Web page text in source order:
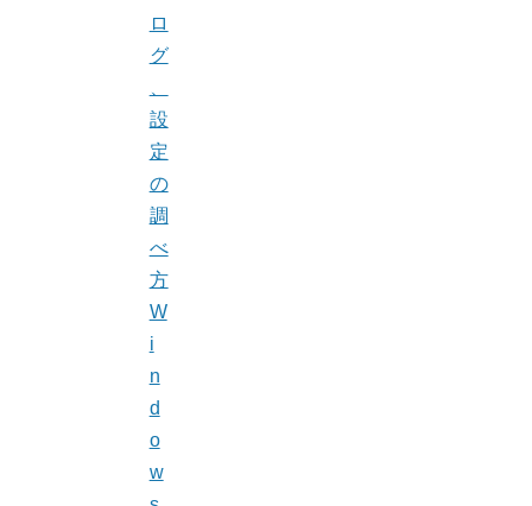
ロ
グ
設
定
の
調
べ
方
W
i
n
d
o
w